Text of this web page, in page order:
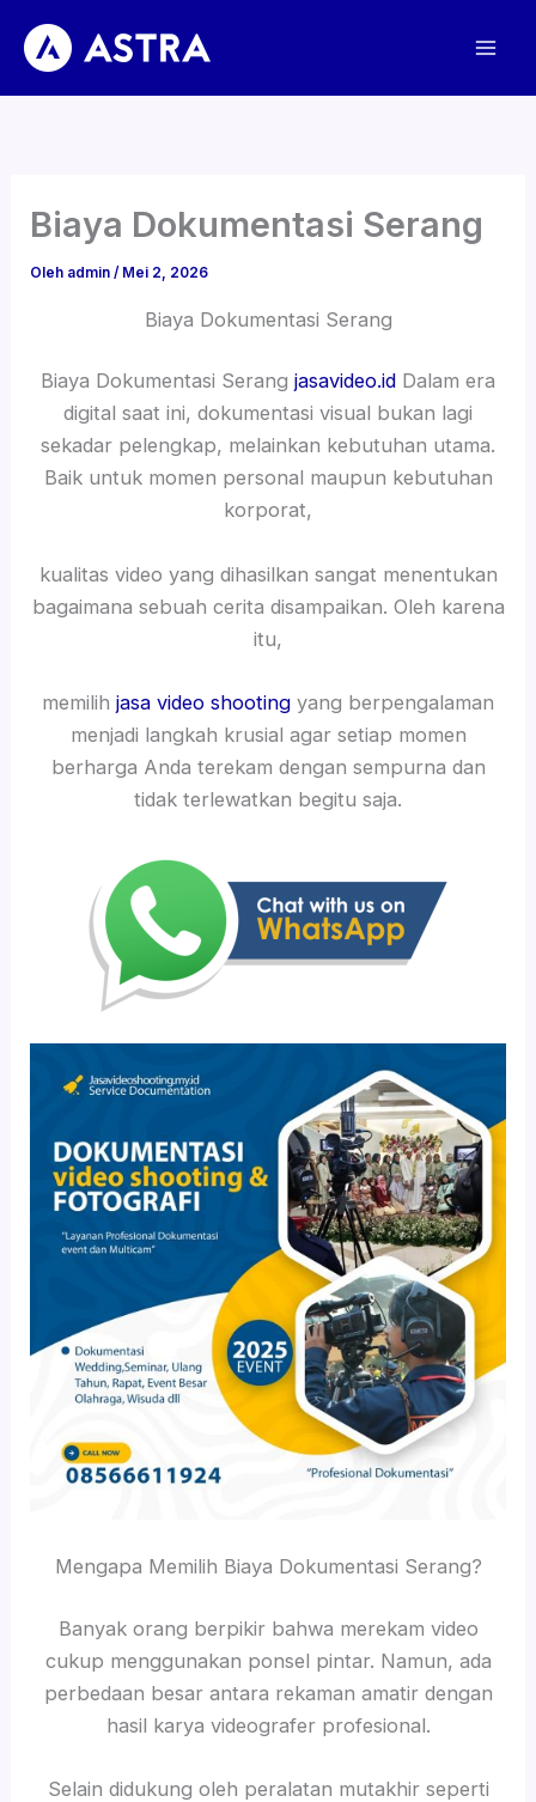
konten
Biaya Dokumentasi Serang
Oleh admin/ Mei 2, 2026
Biaya Dokumentasi Serang
Biaya Dokumentasi Serang jasavideo.id Dalam era
digital saat ini, dokumentasi visual bukan lagi
sekadar pelengkap, melainkan kebutuhan utama.
Baik untuk momen personal maupun kebutuhan
korporat,
kualitas video yang dihasilkan sangat menentukan
bagaimana sebuah cerita disampaikan. Oleh karena
itu,
memilih jasa video shooting yang berpengalaman
menjadi langkah krusial agar setiap momen
berharga Anda terekam dengan sempurna dan
tidak terlewatkan begitu saja.
Mengapa Memilih Biaya Dokumentasi Serang?
Banyak orang berpikir bahwa merekam video
cukup menggunakan ponsel pintar. Namun, ada
perbedaan besar antara rekaman amatir dengan
hasil karya videografer profesional.
Selain didukung oleh peralatan mutakhir seperti